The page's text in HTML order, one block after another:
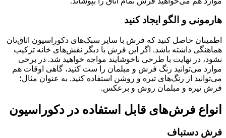
هارمونی و الگو ایجاد کنید
اطمینان حاصل کنید که فرش با سایر سبک‌های دکوراسیون اتاق‌تان
هماهنگی داشته باشد. اگر این فرش با دیگر نقش‌های خانه ترکیب
نشود، در نهایت با طرحی ناخوشایند مواجه خواهید شد. در برخی
موارد می‌توانید رنگ فرش و مبلمان را ست کنید، گاهی اوقات هم
می‌توانید از رنگ‌های تیره و روشن استفاده کنید. به عنوان مثال؛
فرش تیره و مبلمان روش و برعکس.
انواع فرش‌های قابل استفاده در دکوراسیون
فرش دستباف